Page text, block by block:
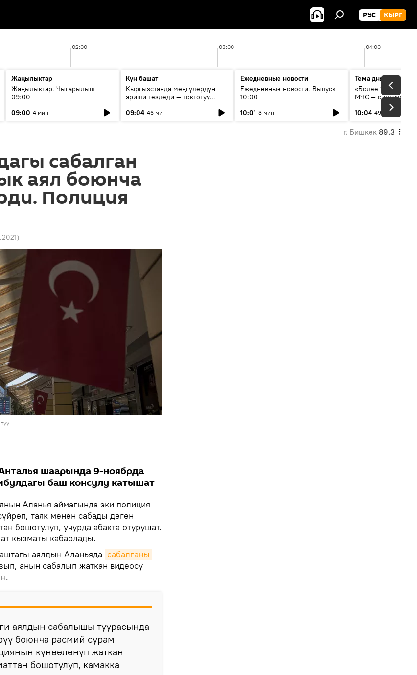
РУС КЫРГ
02:00 03:00 04:00
Жаңылыктар
Жаңылыктар. Чыгарылыш
09:00
09:00 4 мин
Күн башат
Кыргызстанда мөңгүлөрдүн
эриши тездеди — токтотуу
09:04 46 мин
Ежедневные новости
Ежедневные новости. Выпуск
10:00
10:01 3 мин
Тема дня
«Более 1200 сёл в
МЧС — о климате,
системе
населения
10:04 49 мин
г. Бишкек 89.3
сабалган
аял боюнча
Полиция
)
шаарында 9-ноябрда
баш консулу катышат
Аланья аймагында эки полиция
таяк менен сабады деген
бошотулуп, учурда абакта отурушат.
кызматы кабарлады.
аялдын Аланьяда сабалганы
анын сабалып жаткан видеосу
аялдын сабалышы туурасында
боюнча расмий сурам
күнөөлөнүп жаткан
бошотулуп, камакка